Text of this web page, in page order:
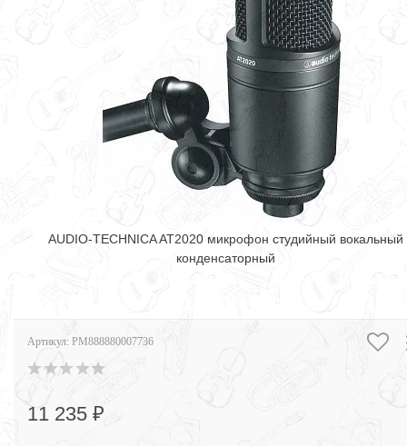
AUDIO-TECHNICA AT2020 микрофон студийный вокальный
конденсаторный
Артикул: PM888880007736
11 235 ₽